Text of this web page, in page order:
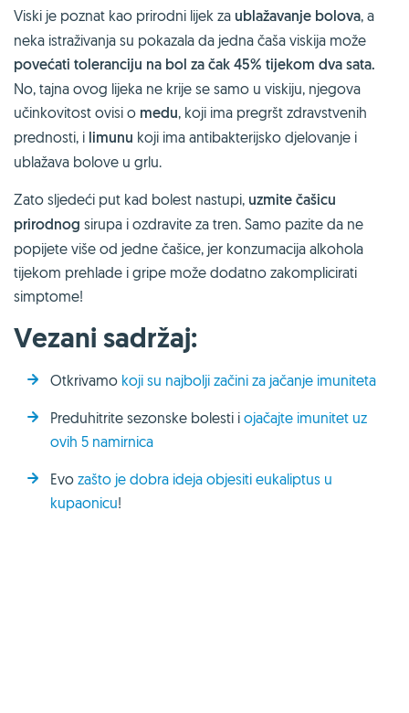
Viski je poznat kao prirodni lijek za ublažavanje bolova, a
neka istraživanja su pokazala da jedna čaša viskija može
povećati toleranciju na bol za čak 45% tijekom dva sata.
No, tajna ovog lijeka ne krije se samo u viskiju, njegova
učinkovitost ovisi o medu, koji ima pregršt zdravstvenih
prednosti, i limunu koji ima antibakterijsko djelovanje i
ublažava bolove u grlu.
Zato sljedeći put kad bolest nastupi, uzmite čašicu
prirodnog sirupa i ozdravite za tren. Samo pazite da ne
popijete više od jedne čašice, jer konzumacija alkohola
tijekom prehlade i gripe može dodatno zakomplicirati
simptome!
Vezani sadržaj:
Otkrivamo koji su najbolji začini za jačanje imuniteta
Preduhitrite sezonske bolesti i ojačajte imunitet uz
ovih 5 namirnica
Evo zašto je dobra ideja objesiti eukaliptus u
kupaonicu!